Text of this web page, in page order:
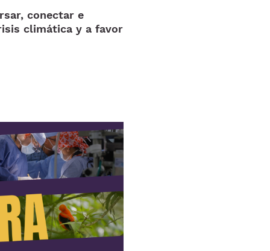
conectar e
climática y a favor